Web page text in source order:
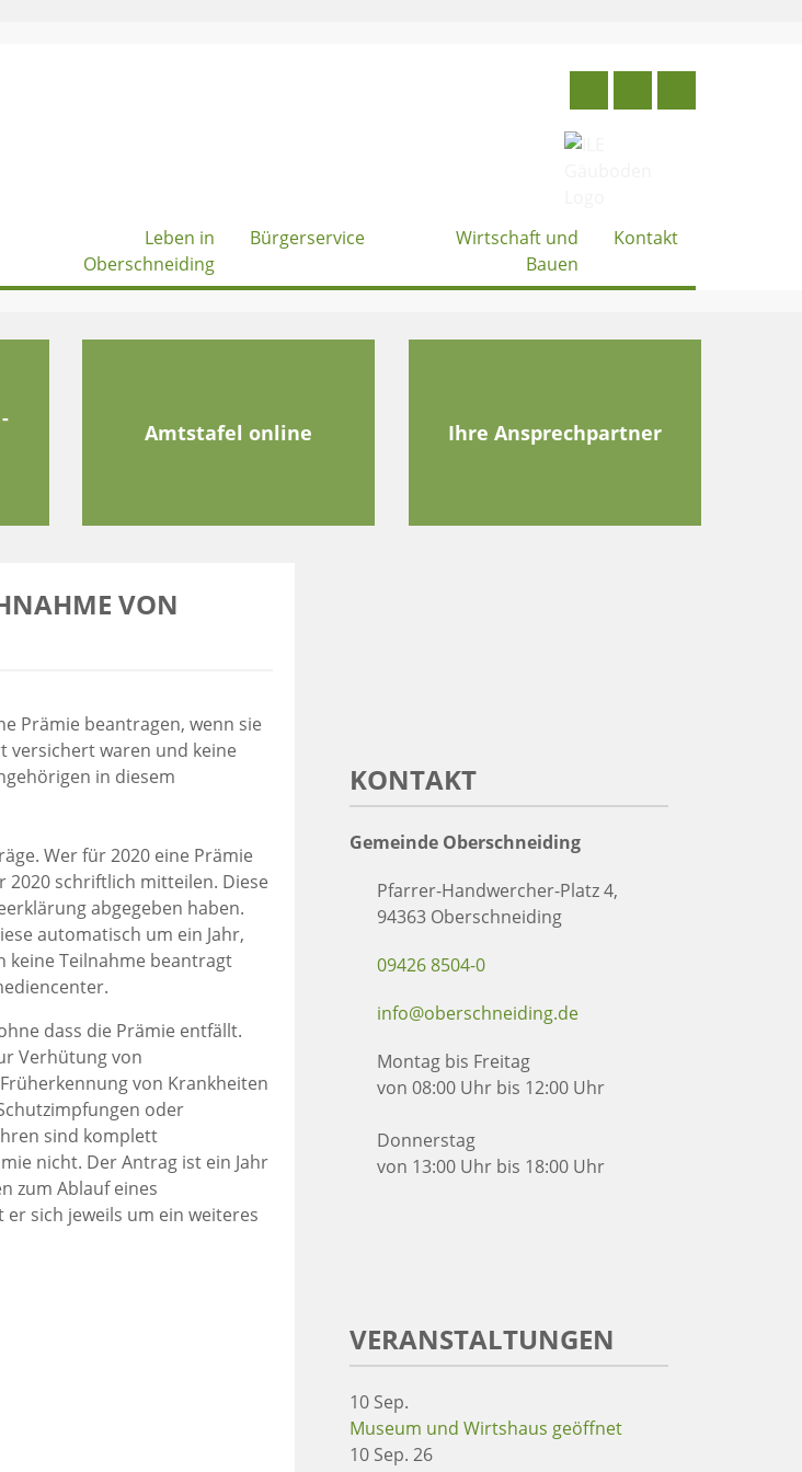
Leben in
Oberschneiding
Bürgerservice
Wirtschaft und
Bauen
Kontakt
Amtstafel online Ihre Ansprechpartner
VON
Prämie beantragen, wenn sie
versichert waren und keine
in diesem
Wer für 2020 eine Prämie
2020 schriftlich mitteilen. Diese
abgegeben haben.
automatisch um ein Jahr,
keine Teilnahme beantragt
dass die Prämie entfällt.
Verhütung von
von Krankheiten
oder
sind komplett
nicht. Der Antrag ist ein Jahr
zum Ablauf eines
sich jeweils um ein weiteres
KONTAKT
Gemeinde Oberschneiding
Pfarrer-Handwercher-Platz 4,
94363 Oberschneiding
09426 8504-0
info@oberschneiding.de
Montag bis Freitag
von 08:00 Uhr bis 12:00 Uhr
Donnerstag
von 13:00 Uhr bis 18:00 Uhr
VERANSTALTUNGEN
10 Sep.
Museum und Wirtshaus geöffnet
10 Sep. 26